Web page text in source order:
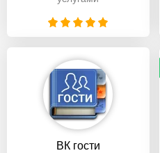
Пользователи
ВК гости